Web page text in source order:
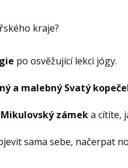
kraje?
po osvěžující lekci jógy.
a malebný Svatý
zámeka cítíte,
sama sebe, načerpat